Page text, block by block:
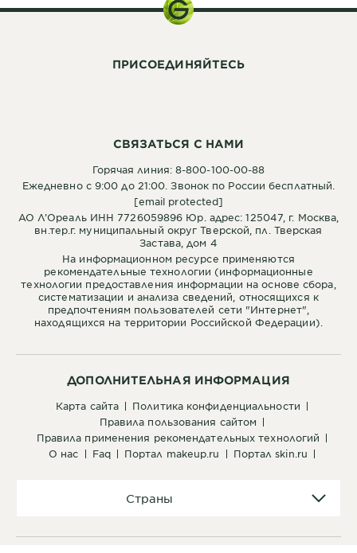
ДОПОЛНИТЕЛЬНАЯ ИНФОРМАЦИЯ
карта сайта
политика конфиденциальности
правила пользования сайтом
правила применения рекомендательных технологий
о нас
faq портал makeup.ru портал skin.ru
Страны
СВЯЗАТЬСЯ С НАМИ
Горячая линия: 8-800-100-00-88
Ежедневно с 9:00 до 21:00. Звонок по России бесплатный.
[email protected]
АО Л’Ореаль ИНН 7726059896 Юр. адрес: 125047, г. Москва,
вн.тер.г. муниципальный округ Тверской, пл. Тверская
Застава, дом 4
На информационном ресурсе применяются
рекомендательные технологии (информационные
технологии предоставления информации на основе сбора,
систематизации и анализа сведений, относящихся к
предпочтениям пользователей сети "Интернет",
находящихся на территории Российской Федерации).
ПРИСОЕДИНЯЙТЕСЬ